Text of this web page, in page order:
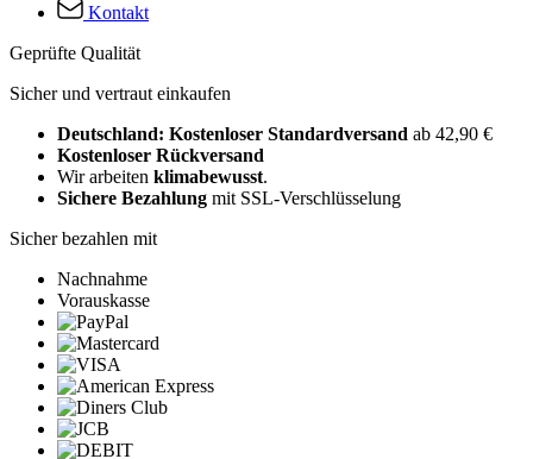
Kontakt
Geprüfte Qualität
Sicher und vertraut einkaufen
Deutschland: Kostenloser Standardversand ab 42,90 €
Kostenloser Rückversand
Wir arbeiten klimabewusst.
Sichere Bezahlung mit SSL-Verschlüsselung
Sicher bezahlen mit
Nachnahme
Vorauskasse